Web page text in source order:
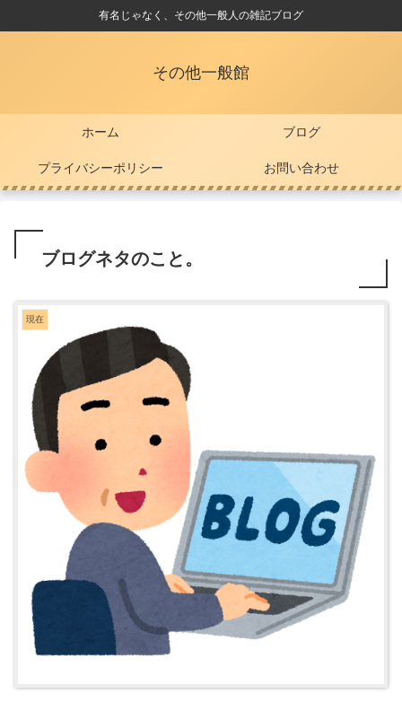
有名じゃなく、その他一般人の雑記ブログ
その他一般館
ホーム ブログ
プライバシーポリシー お問い合わせ
ブログネタのこと。
現在